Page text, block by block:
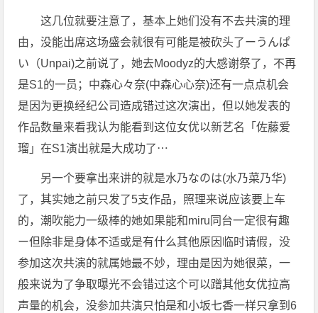
这几位就要注意了，基本上她们没有不去共演的理
由，没能出席这场盛会就很有可能是被砍头了ーうんぱ
い（Unpai)之前说了，她去Moodyz的大感谢祭了，不再
是S1的一员；中森心々奈(中森心心奈)还有一点点机会
是因为更换经纪公司造成错过这次演出，但以她发表的
作品数量来看我认为能看到这位女优以新艺名「佐藤爱
瑠」在S1演出就是大成功了⋯
另一个要拿出来讲的就是水乃なのは(水乃菜乃华)
了，其实她之前只发了5支作品，照理来说应该要上车
的，潮吹能力一级棒的她如果能和miru同台一定很有趣
ー但除非是身体不适或是有什么其他原因临时请假，没
参加这次共演的就属她最不妙，理由是因为她很菜，一
般来说为了争取曝光不会错过这个可以蹭其他女优拉高
声量的机会，没参加共演只怕是和小坂七香一样只拿到6